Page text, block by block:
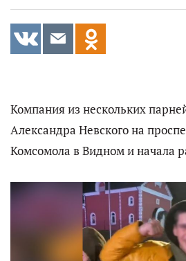
Компания из нескольких
Александра Невского на
Комсомола в Видном и начала